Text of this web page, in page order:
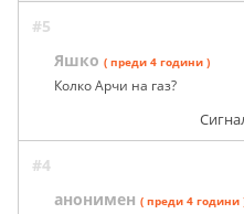
#5
Яшко ( преди 4 години )
Колко Арчи на газ?
#4
анонимен ( преди 4 години